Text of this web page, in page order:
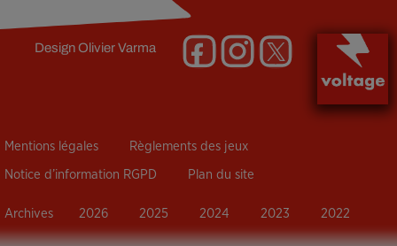
DesignOlivier Varma
Mentions légales Règlements des jeux
Notice d’information RGPD Plan du site
Archives 2026 2025 2024 2023 2022